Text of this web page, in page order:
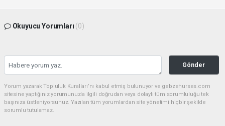
Okuyucu Yorumları (0)
Gönder
Yorum yazarak Topluluk Kuralları’nı kabul etmiş bulunuyor ve gebzehurses.com
sitesine yaptığınız yorumunuzla ilgili doğrudan veya dolaylı tüm sorumluluğu tek
başınıza üstleniyorsunuz. Yazılan tüm yorumlardan site yönetimi hiçbir şekilde
sorumlu tutulamaz.